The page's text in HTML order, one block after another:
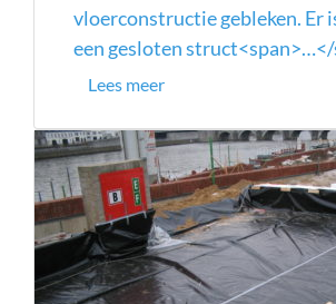
vloerconstructie gebleken. Er
een gesloten struct<span>…</
Lees meer